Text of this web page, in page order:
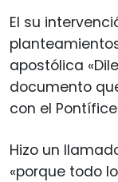
El su
apostólica
documento
con el
Hizo un
«porque todo